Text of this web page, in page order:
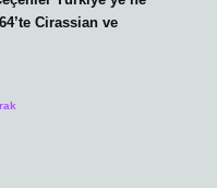
Cirassian ve